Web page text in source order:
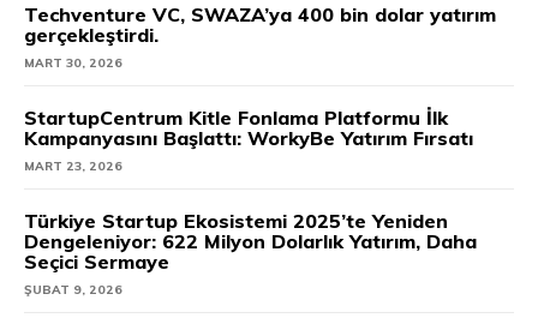
Techventure VC, SWAZA’ya 400 bin dolar yatırım
gerçekleştirdi.
MART 30, 2026
StartupCentrum Kitle Fonlama Platformu İlk
Kampanyasını Başlattı: WorkyBe Yatırım Fırsatı
MART 23, 2026
Türkiye Startup Ekosistemi 2025’te Yeniden
Dengeleniyor: 622 Milyon Dolarlık Yatırım, Daha
Seçici Sermaye
ŞUBAT 9, 2026